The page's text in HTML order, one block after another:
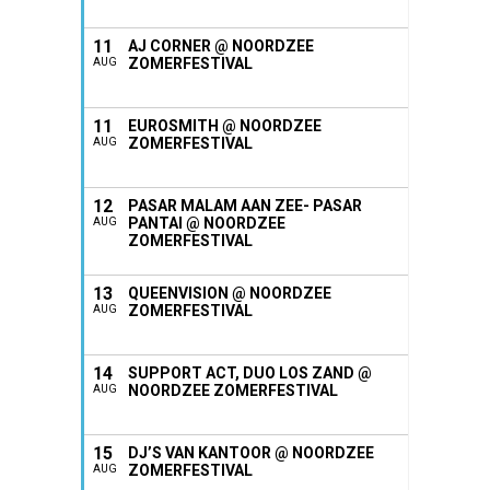
11
AUG
AJ CORNER @ NOORDZEE
ZOMERFESTIVAL
11
AUG
EUROSMITH @ NOORDZEE
ZOMERFESTIVAL
12
AUG
PASAR MALAM AAN ZEE- PASAR
PANTAI @ NOORDZEE
ZOMERFESTIVAL
13
AUG
QUEENVISION @ NOORDZEE
ZOMERFESTIVAL
14
AUG
SUPPORT ACT, DUO LOS ZAND @
NOORDZEE ZOMERFESTIVAL
15
AUG
DJ’S VAN KANTOOR @ NOORDZEE
ZOMERFESTIVAL